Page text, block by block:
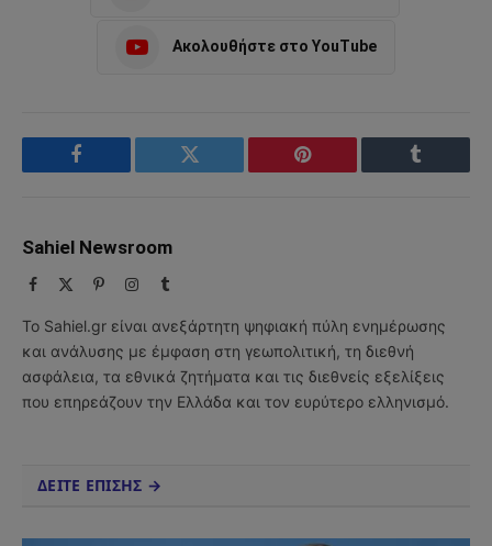
Ακολουθήστε στο YouTube
Facebook Twitter Pinterest Tumblr
Sahiel Newsroom
Facebook PinterestInstagram
Tumblr
Το Sahiel.gr είναι ανεξάρτητη ψηφιακή πύλη ενημέρωσης
και ανάλυσης με έμφαση στη γεωπολιτική, τη διεθνή
ασφάλεια, τα εθνικά ζητήματα και τις διεθνείς εξελίξεις
που επηρεάζουν την Ελλάδα και τον ευρύτερο ελληνισμό.
ΔΕΙΤΕ ΕΠΙΣΗΣ →